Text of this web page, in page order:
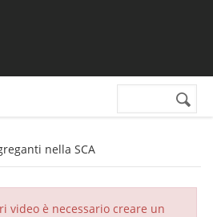
Form di
Cerca nel sito
nella SCA
video è necessario creare un